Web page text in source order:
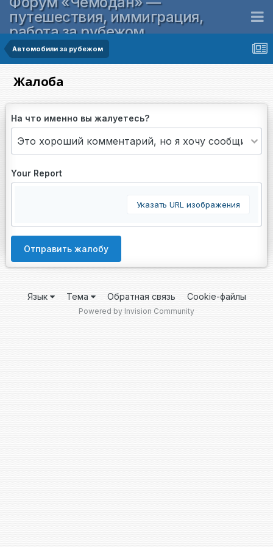
путешествия, иммиграция,
работа за рубежом
Автомобили за рубежом
Жалоба
На что именно вы жалуетесь?
Your Report
Указать URL изображения
Отправить жалобу
Язык Тема Обратная связь Cookie-файлы
Powered by Invision Community